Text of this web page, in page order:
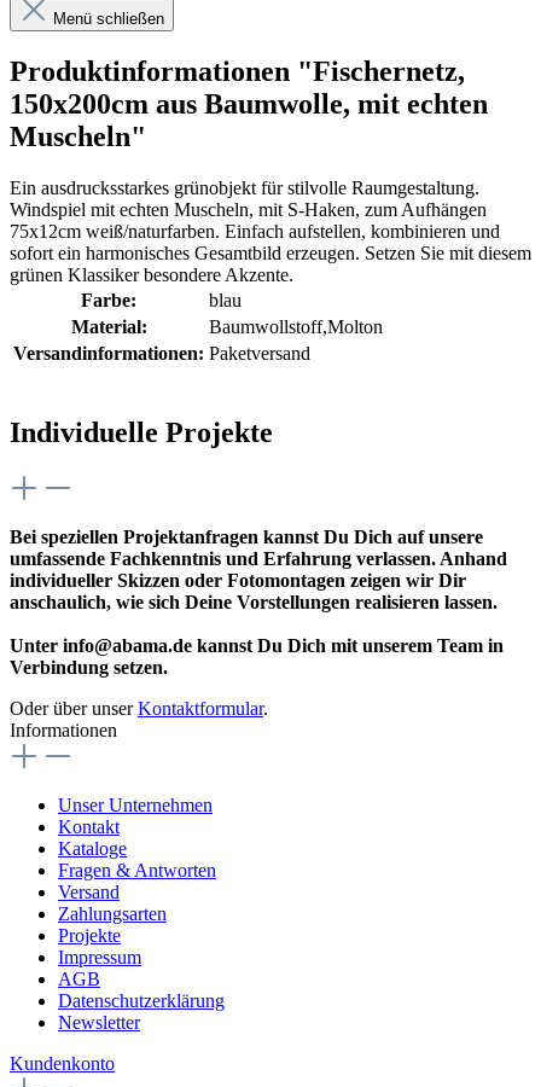
Menü schließen
Produktinformationen "Fischernetz,
150x200cm aus Baumwolle, mit echten
Muscheln"
Ein ausdrucksstarkes grünobjekt für stilvolle Raumgestaltung.
Windspiel mit echten Muscheln, mit S-Haken, zum Aufhängen
75x12cm weiß/naturfarben. Einfach aufstellen, kombinieren und
sofort ein harmonisches Gesamtbild erzeugen. Setzen Sie mit diesem
grünen Klassiker besondere Akzente.
Farbe:
blau
Material:
Baumwollstoff,Molton
Versandinformationen: Paketversand
Individuelle Projekte
Bei speziellen Projektanfragen kannst Du Dich auf unsere
umfassende Fachkenntnis und Erfahrung verlassen. Anhand
individueller Skizzen oder Fotomontagen zeigen wir Dir
anschaulich, wie sich Deine Vorstellungen realisieren lassen.
Unter info@abama.de kannst Du Dich mit unserem Team in
Verbindung setzen.
Oder über unserKontaktformular.
Informationen
Unser Unternehmen
Kontakt
Kataloge
Fragen & Antworten
Versand
Zahlungsarten
Projekte
Impressum
AGB
Datenschutzerklärung
Newsletter
Kundenkonto